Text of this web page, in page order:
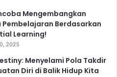
Mengembangkan
Pembelajaran Berdasarkan
Learning!
2025
Menyelami Pola Takdir
Diri di Balik Hidup Kita